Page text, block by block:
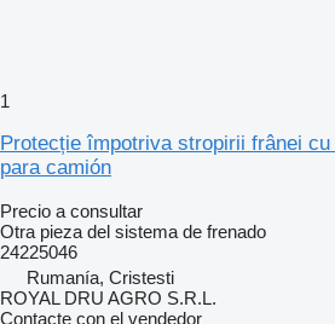
1
Protecție împotriva stropirii frânei cu
para camión
Precio a consultar
Otra pieza del sistema de frenado
24225046
Rumanía, Cristesti
ROYAL DRU AGRO S.R.L.
Contacte con el vendedor